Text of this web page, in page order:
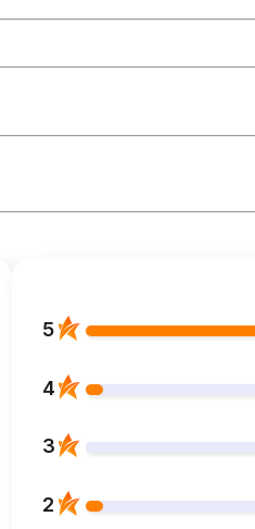
5
4
3
2